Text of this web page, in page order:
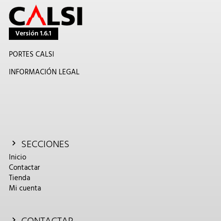
Versión 1.6.1
PORTES CALSI
INFORMACIÓN LEGAL
SECCIONES
Inicio
Contactar
Tienda
Mi cuenta